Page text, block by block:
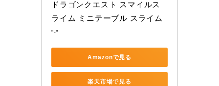
ドラゴンクエスト スマイルス
ライム ミニテーブル スライム
"-"
Amazonで見る
楽天市場で見る